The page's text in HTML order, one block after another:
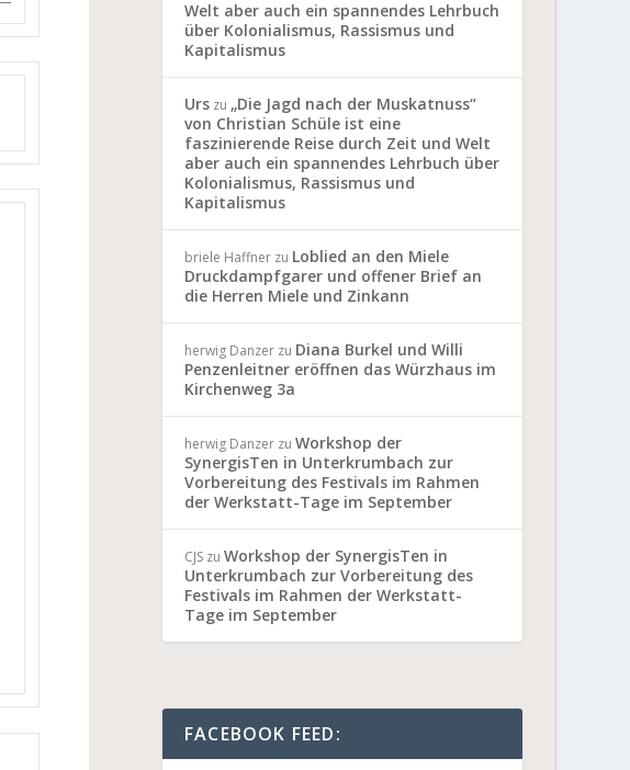
Welt aber auch ein spannendes Lehrbuch
über Kolonialismus, Rassismus und
Kapitalismus
Urszu „Die Jagd nach der Muskatnuss“
von Christian Schüle ist eine
faszinierende Reise durch Zeit und Welt
aber auch ein spannendes Lehrbuch über
Kolonialismus, Rassismus und
Kapitalismus
briele Haffnerzu Loblied an den Miele
Druckdampfgarer und offener Brief an
die Herren Miele und Zinkann
herwig Danzerzu Diana Burkel und Willi
Penzenleitner eröffnen das Würzhaus im
Kirchenweg 3a
herwig Danzerzu Workshop der
SynergisTen in Unterkrumbach zur
Vorbereitung des Festivals im Rahmen
der Werkstatt-Tage im September
CJSzu Workshop der SynergisTen in
Unterkrumbach zur Vorbereitung des
Festivals im Rahmen der Werkstatt-
Tage im September
FACEBOOK FEED: